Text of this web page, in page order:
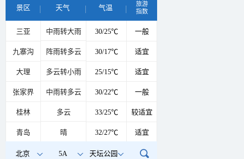
景区 天气 气温
旅游
指数
三亚 中雨转大雨 30/25℃ 一般
九寨沟 阵雨转多云 30/17℃ 适宜
大理 多云转小雨 25/15℃ 适宜
张家界 中雨转多云 30/22℃ 一般
桂林 多云 33/25℃ 较适宜
青岛 晴 32/27℃ 适宜
北京 5A 天坛公园